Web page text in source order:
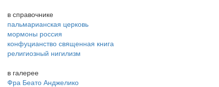
в справочнике
пальмарианская церковь
мормоны россия
конфуцианство священная книга
религиозный нигилизм
в галерее
Фра Беато Анджелико